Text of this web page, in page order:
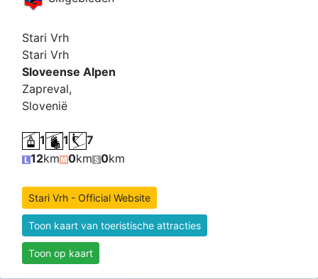
Stari Vrh
Stari Vrh
Sloveense Alpen
Zapreval,
Slovenië
1 1
7
12km 0km 0km
Stari Vrh - Official Website
Toon kaart van toeristische attracties
Toon op kaart